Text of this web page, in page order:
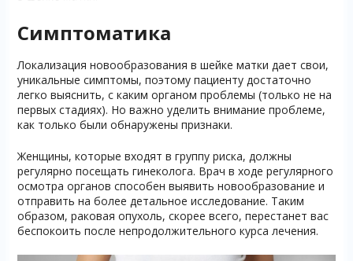
Симптоматика
Локализация новообразования в шейке матки дает свои,
уникальные симптомы, поэтому пациенту достаточно
легко выяснить, с каким органом проблемы (только не на
первых стадиях). Но важно уделить внимание проблеме,
как только были обнаружены признаки.
Женщины, которые входят в группу риска, должны
регулярно посещать гинеколога. Врач в ходе регулярного
осмотра органов способен выявить новообразование и
отправить на более детальное исследование. Таким
образом, раковая опухоль, скорее всего, перестанет вас
беспокоить после непродолжительного курса лечения.